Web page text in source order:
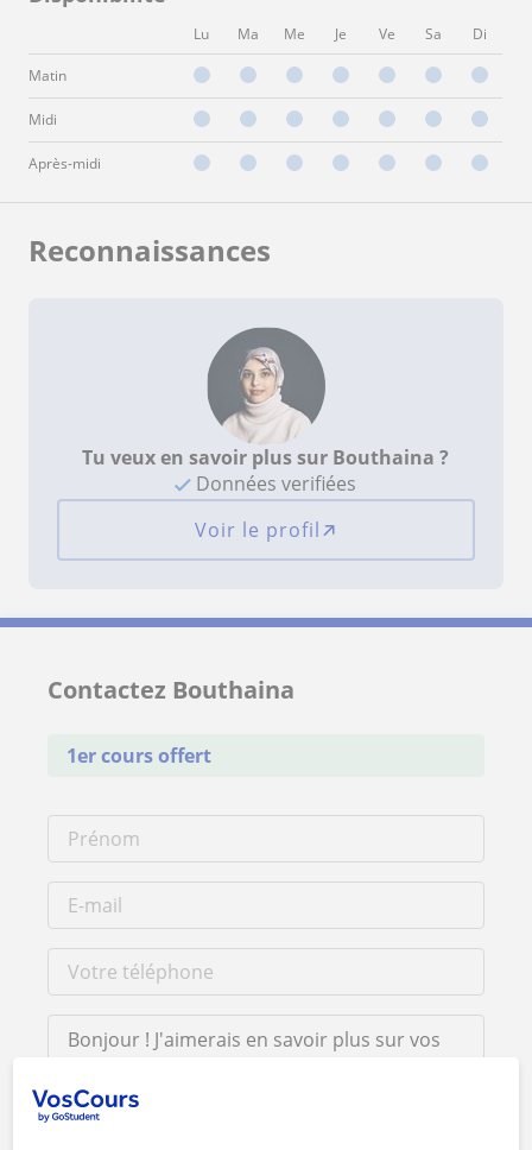
Lu Ma Me Je Ve Sa Di
Matin
Midi
Après-midi
Reconnaissances
Tu veux en savoir plus sur Bouthaina ?
Données verifiées
Voir le profil
Contactez Bouthaina
1er cours offert